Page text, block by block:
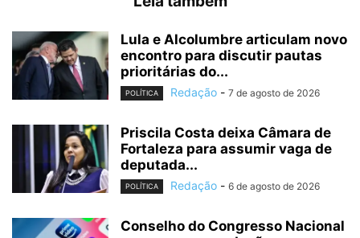
Lula e Alcolumbre articulam novo
encontro para discutir pautas
prioritárias do...
POLÍTICA Redação - 7 de agosto de 2026
Priscila Costa deixa Câmara de
Fortaleza para assumir vaga de
deputada...
POLÍTICA Redação - 6 de agosto de 2026
Conselho do Congresso Nacional